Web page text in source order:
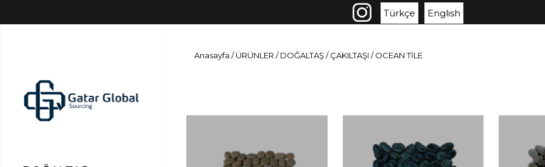
Türkçe English
Anasayfa / ÜRÜNLER / DOĞALTAŞ /ÇAKILTAŞI /OCEAN TİLE